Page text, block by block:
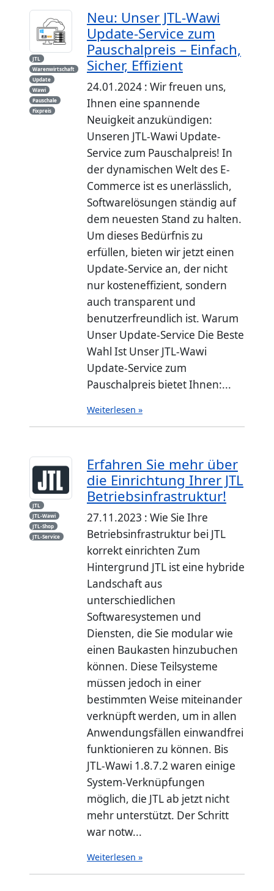
JTL
Warenwirtschaft
Update
Wawi
Pauschale
Fixpreis
Neu: Unser JTL-Wawi
Update-Service zum
Pauschalpreis – Einfach,
Sicher, Effizient
24.01.2024 : Wir freuen uns,
Ihnen eine spannende
Neuigkeit anzukündigen:
Unseren JTL-Wawi Update-
Service zum Pauschalpreis! In
der dynamischen Welt des E-
Commerce ist es unerlässlich,
Softwarelösungen ständig auf
dem neuesten Stand zu halten.
Um dieses Bedürfnis zu
erfüllen, bieten wir jetzt einen
Update-Service an, der nicht
nur kosteneffizient, sondern
auch transparent und
benutzerfreundlich ist. Warum
Unser Update-Service Die Beste
Wahl Ist Unser JTL-Wawi
Update-Service zum
Pauschalpreis bietet Ihnen:...
Weiterlesen »
JTL
JTL-Wawi
JTL-Shop
JTL-Service
Erfahren Sie mehr über
die Einrichtung Ihrer JTL
Betriebsinfrastruktur!
27.11.2023 : Wie Sie Ihre
Betriebsinfrastruktur bei JTL
korrekt einrichten Zum
Hintergrund JTL ist eine hybride
Landschaft aus
unterschiedlichen
Softwaresystemen und
Diensten, die Sie modular wie
einen Baukasten hinzubuchen
können. Diese Teilsysteme
müssen jedoch in einer
bestimmten Weise miteinander
verknüpft werden, um in allen
Anwendungsfällen einwandfrei
funktionieren zu können. Bis
JTL-Wawi 1.8.7.2 waren einige
System-Verknüpfungen
möglich, die JTL ab jetzt nicht
mehr unterstützt. Der Schritt
war notw...
Weiterlesen »